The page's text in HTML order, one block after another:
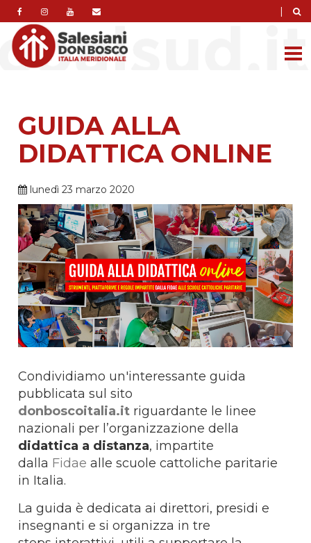
|
GUIDA ALLA
DIDATTICA ONLINE
lunedì 23 marzo 2020
Condividiamo un'interessante guida
pubblicata sul sito
donboscoitalia.it riguardante le linee
nazionali per l’organizzazione della
didattica a distanza, impartite
dalla Fidae alle scuole cattoliche paritarie
in Italia.
La guida èdedicata ai direttori, presidi e
insegnanti e si organizza in tre